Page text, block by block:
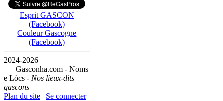
Esprit GASCON
(Facebook)
Couleur Gascogne
(Facebook)
2024-2026
— Gasconha.com - Noms
e Lòcs - Nos lieux-dits
gascons
Plan du site | Se connecter|